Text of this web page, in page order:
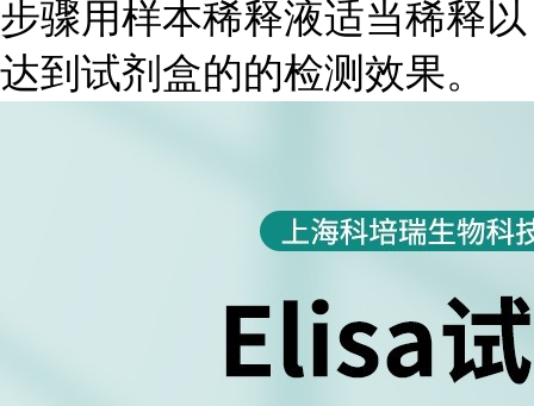
步骤用样本稀释液适当稀释以
达到试剂盒的的检测效果。